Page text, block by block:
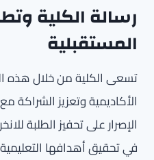
رسالة الكلية
المستقبلية
تسعى الكلية من خلال هذه
الأكاديمية وتعزيز
الإصرار على تحفيز الطلبة
في تحقيق أهدافها التعليمية